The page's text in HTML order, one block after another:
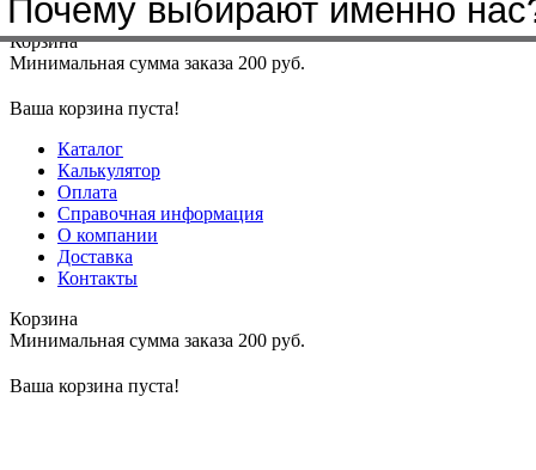
Меню+7(4912)50-37-50sbit@krep62.ru
Корзина
Минимальная сумма заказа 200 руб.
Ваша корзина пуста!
Каталог
Калькулятор
Оплата
Справочная информация
О компании
Доставка
Контакты
Корзина
Минимальная сумма заказа 200 руб.
Ваша корзина пуста!
Почему выбирают именно